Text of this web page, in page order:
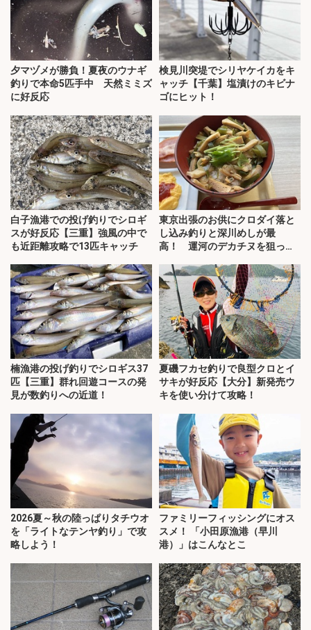
夕マヅメが勝負！夏夜のウナギ
釣りで本命5匹手中 天然ミミズ
に好反応
検見川突堤でシリヤケイカをキ
ャッチ【千葉】塩漬けのキビナ
ゴにヒット！
白子漁港での投げ釣りでシロギ
スが好反応【三重】強風の中で
も近距離攻略で13匹キャッチ
東京出張のお供にクロダイ落と
し込み釣りと深川めしが最
高！ 運河のデカチヌを狙って
楠漁港の投げ釣りでシロギス37
匹【三重】群れ回遊コースの発
見が数釣りへの近道！
夏磯フカセ釣りで良型クロとイ
サキが好反応【大分】新発売ウ
キを使い分けて攻略！
2026夏～秋の陸っぱりタチウオ
を「ライトなテンヤ釣り」で攻
略しよう！
ファミリーフィッシングにオス
スメ！ 「小田原漁港（早川
港）」はこんなとこ